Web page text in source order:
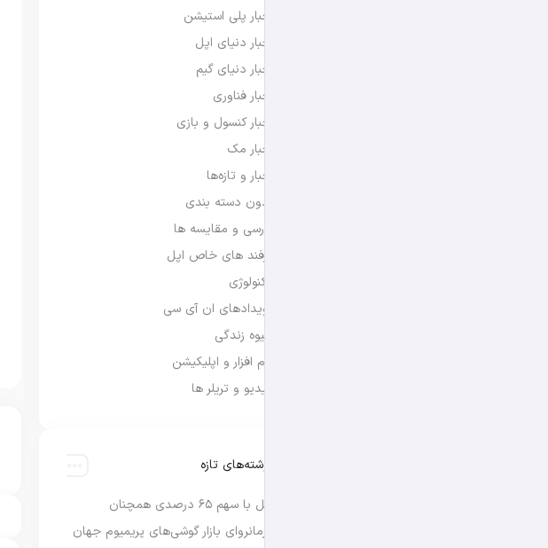
اخبار پلی استیشن
اخبار دنیای اپل
اخبار دنیای گیم
اخبار فناوری
اخبار کنسول و بازی
اخبار مک
اخبار و تازه‌ها
بدون دسته بندی
بررسی و مقایسه ها
ترفند های خاص اپل
تکنولوژی
رویدادهای ان آی سی
شیوه زندگی
نرم افزار و اپلیکیشن
ویدیو و تریلر ها
نوشته‌های تازه
اپل با سهم ۶۵ درصدی همچنان
فرمانروای بازار گوشی‌های پریمیوم جهان